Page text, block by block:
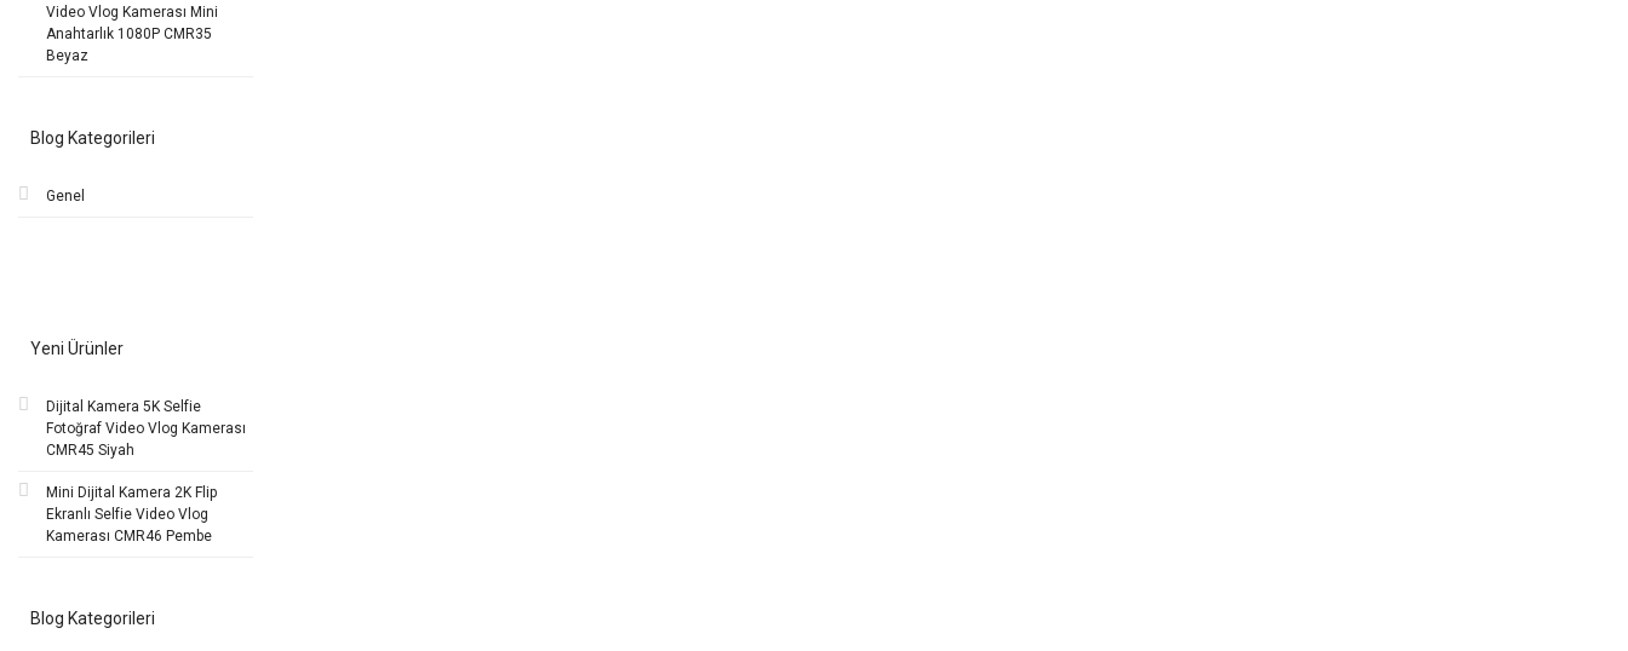
Video Vlog Kamerası Mini
Anahtarlık 1080P CMR35
Beyaz
Blog Kategorileri
Genel
Yeni Ürünler
Dijital Kamera 5K Selfie
Fotoğraf Video Vlog Kamerası
CMR45 Siyah
Mini Dijital Kamera 2K Flip
Ekranlı Selfie Video Vlog
Kamerası CMR46 Pembe
Blog Kategorileri